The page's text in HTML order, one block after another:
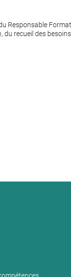
recueil des
et